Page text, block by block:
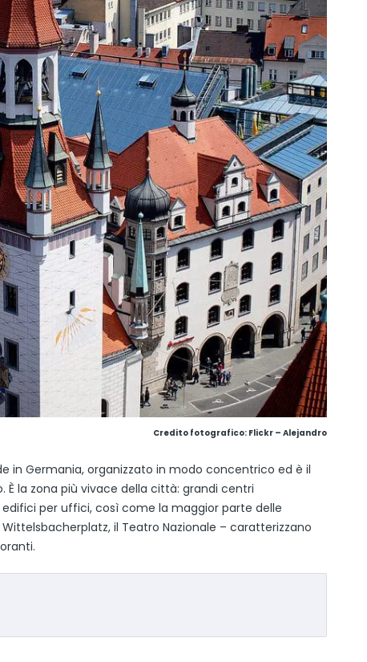
Credito fotografico: Flickr – Alejandro
in Germania, organizzato in modo concentrico ed è il
È la zona più vivace della città: grandi centri
per uffici, così come la maggior parte delle
il Teatro Nazionale – caratterizzano